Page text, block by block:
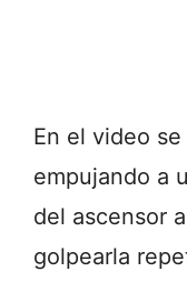
En el video
empujando a
del ascensor
golpearla